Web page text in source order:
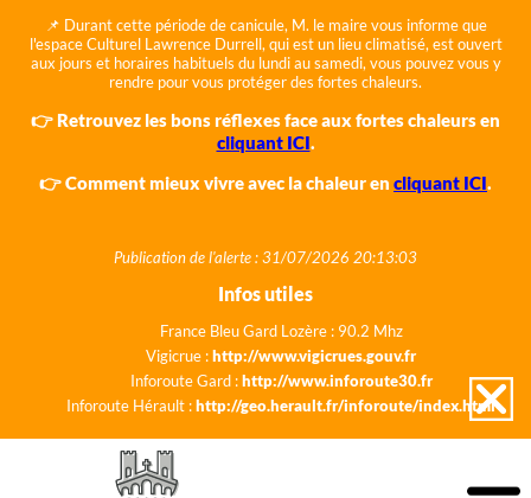
📌 Durant cette période de canicule, M. le maire vous informe que
l'espace Culturel Lawrence Durrell, qui est un lieu climatisé, est ouvert
aux jours et horaires habituels du lundi au samedi, vous pouvez vous y
rendre pour vous protéger des fortes chaleurs.
👉 Retrouvez les bons réflexes face aux fortes chaleurs en
cliquant ICI.
👉 Comment mieux vivre avec la chaleur en cliquant ICI.
Publication de l'alerte : 31/07/2026 20:13:03
Infos utiles
France Bleu Gard Lozère : 90.2 Mhz
Vigicrue :http://www.vigicrues.gouv.fr
Inforoute Gard :http://www.inforoute30.fr
Inforoute Hérault :http://geo.herault.fr/inforoute/index.html